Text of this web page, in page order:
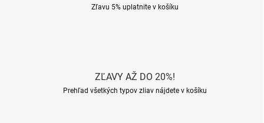
Zľavu 5% uplatnite v košíku
ZĽAVY AŽ DO 20%!
Prehľad všetkých typov zliav nájdete v košíku